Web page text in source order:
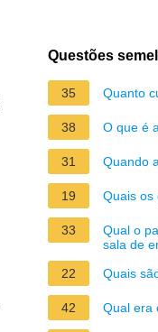
Questões
35 Quanto
38 O que é
31 Quando
19 Quais os
33
Qual o
sala de
22
Quais
42 Qual era